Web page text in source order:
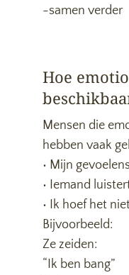
-samen verder
Hoe
Mensen die
hebben vaak
• Mijn
• Iemand
• Ik hoef het
Bijvoorbeeld:
Ze zeiden:
“Ik ben bang”